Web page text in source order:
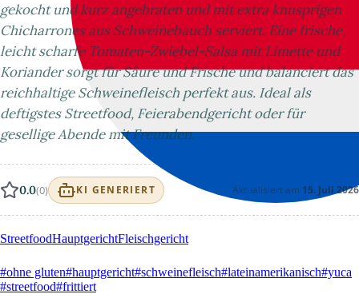
gekocht und kurz angebraten und mit extra knusprigen
Chicharrones aus Schweinebauch serviert. Eine frische,
leicht scharfe Tomaten-Zwiebel-Salsa mit Limette und
Koriander sorgt für Säure und Frische und balanciert das
reichhaltige Schweinefleisch perfekt aus. Ideal als
deftigstes Streetfood, Feierabendgericht oder für
gesellige Abende mit Freunden.
0.0(0) KI GENERIERT Aktualisiert am 15. Juli 2026
StreetfoodHauptgerichtFleischgericht
#ohne gluten#hauptgericht#schweinefleisch#lateinamerikanisch#yuca
#streetfood#frittiert